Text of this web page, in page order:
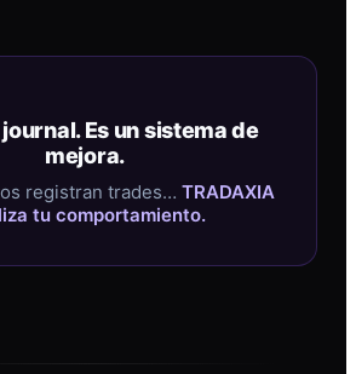
journal. Es un sistema de
mejora.
registran trades… TRADAXIA
tu comportamiento.